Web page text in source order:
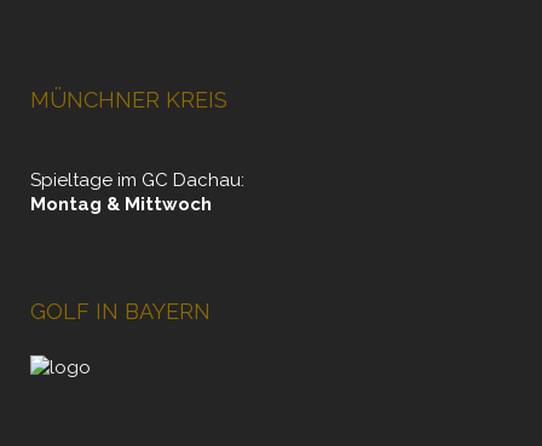
MÜNCHNER KREIS
Spieltage im GC Dachau:
Montag & Mittwoch
GOLF IN BAYERN